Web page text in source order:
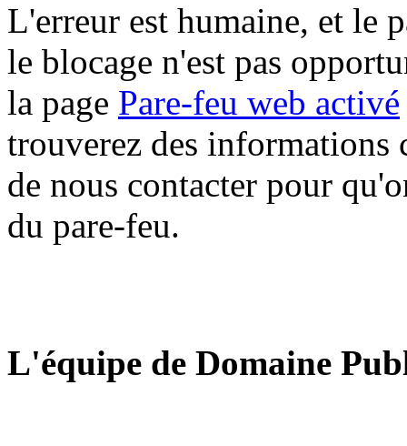
L'erreur est humaine, et le
le blocage n'est pas
la page Pare-feu web activé
trouverez des informations
de nous contacter pour
du pare-feu.
L'équipe de Domaine